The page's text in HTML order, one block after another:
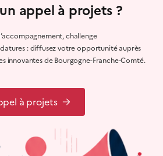
appel à projets ?
challenge
: diffusez votre opportunité auprès
innovantes de Bourgogne-Franche-Comté.
à projets